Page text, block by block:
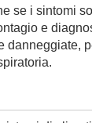
se i sintomi
e
danneggiate,